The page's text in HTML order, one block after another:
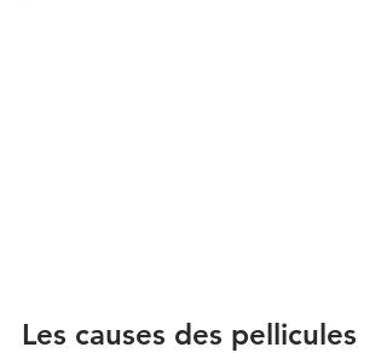
Les causes des pellicules